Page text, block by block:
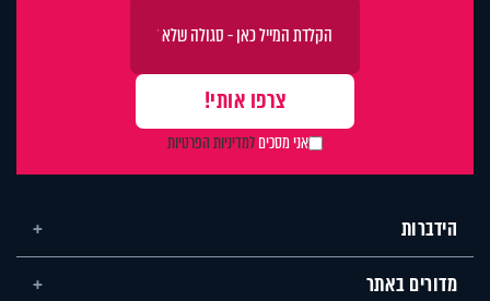
אני מסכיםלמדיניות הפרטיות
הידברות
מדורים באתר